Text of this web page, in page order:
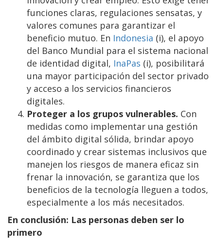
funciones claras, regulaciones sensatas, y
valores comunes para garantizar el
beneficio mutuo. En Indonesia (i), el apoyo
del Banco Mundial para el sistema nacional
de identidad digital, InaPas (i), posibilitará
una mayor participación del sector privado
y acceso a los servicios financieros
digitales.
Proteger a los grupos vulnerables. Con
medidas como implementar una gestión
del ámbito digital sólida, brindar apoyo
coordinado y crear sistemas inclusivos que
manejen los riesgos de manera eficaz sin
frenar la innovación, se garantiza que los
beneficios de la tecnología lleguen a todos,
especialmente a los más necesitados.
En conclusión: Las personas deben ser lo
primero